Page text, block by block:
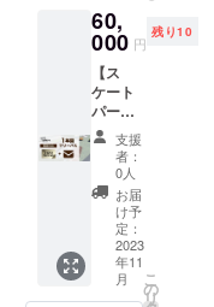
XL・
XXLに
なりま
す。色
はブ
ラッ
ク・ホ
ワイ
ト・ス
モー
キー
パープ
ル・サ
ンド
カーキ
ます(年
会費
１，０
００
円)。利
用開始
日より
１年間
の登録
となり
ます。
スクー
ルとの
併用は
不可に
貸切日
１０日
前なら
変更可
能。た
だし先
に貸切
がある
場合は
他の日
なら
OK。貸
切日１
０日前
の予約
リーパ
ス(クラ
ウド
ファン
ティン
グ限
定)※１
年間有
効 LIFE
パークT
シャツ
(定価３
５００
円) お礼
メール
60,
000 円
残り10
【ス
ケート
パーク
施設利
用券】
クラウ
ドファ
ンティ
ング限
定 金
額６
０，０
支援
者：
0人
お届
け予
定：
2023
年11
月
こ
の
リ